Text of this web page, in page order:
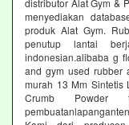
distributor Alat Gym &
menyediakan
produk Alat Gym.
penutup lantai
indonesian.alibaba g
and gym used rubber
murah 13 Mm Sintetis
Crumb Powder